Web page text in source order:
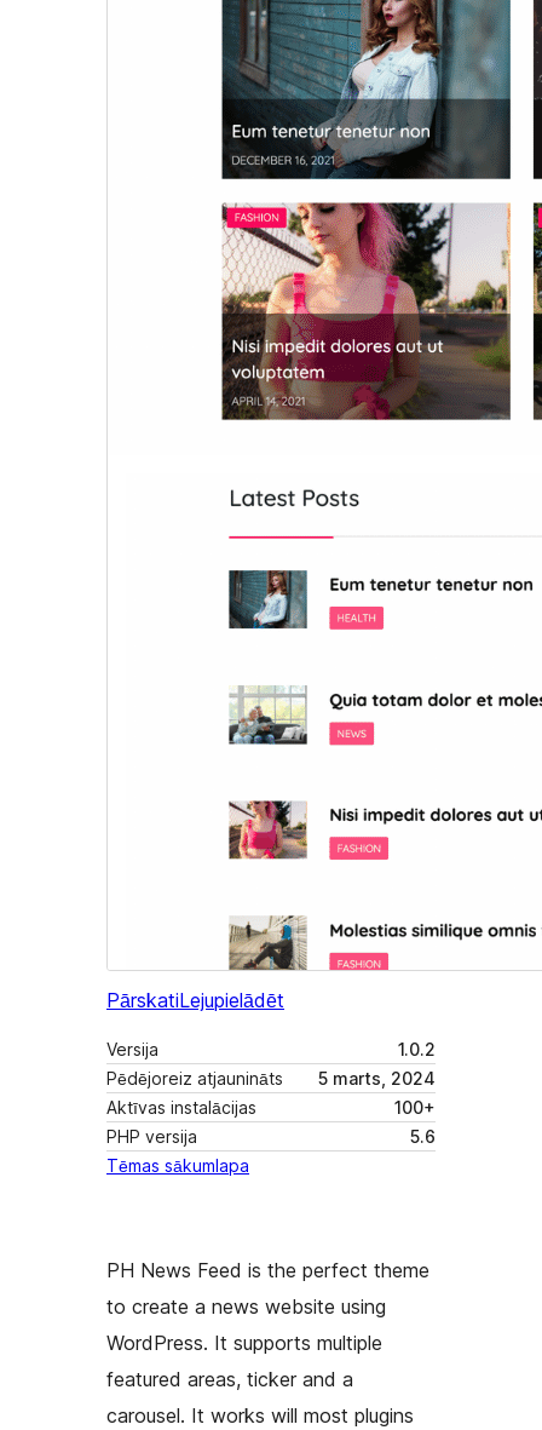
PārskatiLejupielādēt
Versija
1.0.2
Pēdējoreiz atjaunināts
5 marts, 2024
Aktīvas instalācijas
100+
PHP versija
5.6
Tēmas sākumlapa
PH News Feed is the perfect theme
to create a news website using
WordPress. It supports multiple
featured areas, ticker and a
carousel. It works will most plugins